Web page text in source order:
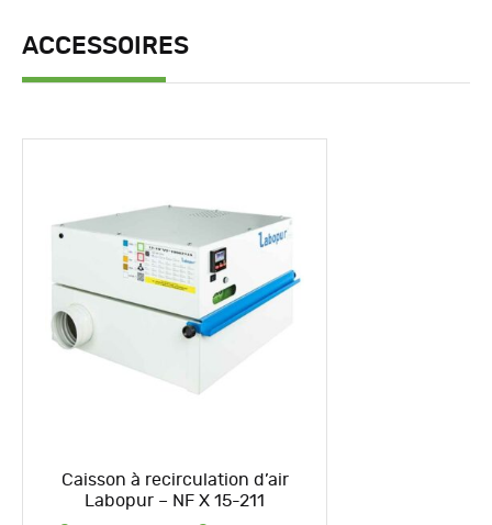
ACCESSOIRES
Caisson à recirculation d’air
Labopur – NF X 15-211